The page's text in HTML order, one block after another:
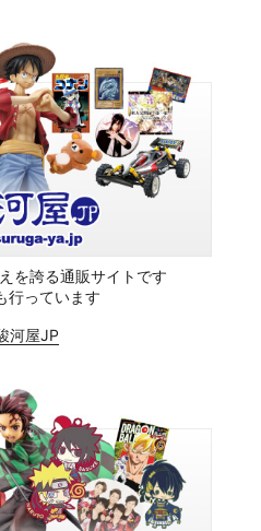
を誇る通販サイトです
行っています
河屋JP